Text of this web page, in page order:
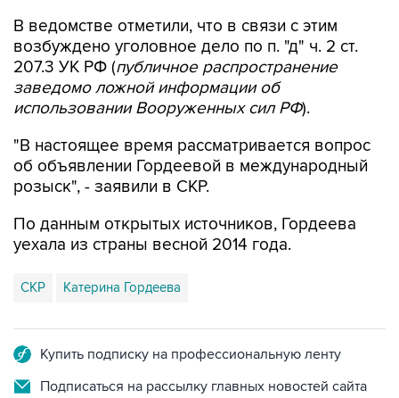
В ведомстве отметили, что в связи с этим
возбуждено уголовное дело по п. "д" ч. 2 ст.
207.3 УК РФ (публичное распространение
заведомо ложной информации об
использовании Вооруженных сил РФ).
"В настоящее время рассматривается вопрос
об объявлении Гордеевой в международный
розыск", - заявили в СКР.
По данным открытых источников, Гордеева
уехала из страны весной 2014 года.
СКР Катерина Гордеева
Купить подписку на профессиональную ленту
Подписаться на рассылку главных новостей сайта